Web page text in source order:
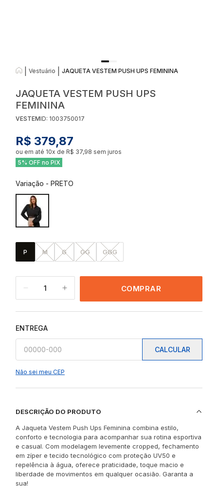
Vestuário JAQUETA VESTEM PUSH UPS FEMININA
JAQUETA VESTEM PUSH UPS
FEMININA
VESTEMID: 1003750017
R$ 379,87
ou em até 10x de R$ 37,98 sem juros
5% OFF no PIX
Variação - PRETO
P M G GG GGG
1 COMPRAR
ENTREGA
CALCULAR
Não sei meu CEP
DESCRIÇÃO DO PRODUTO
A Jaqueta Vestem Push Ups Feminina combina estilo,
conforto e tecnologia para acompanhar sua rotina esportiva
e casual. Com modelagem levemente cropped, fechamento
em zíper e tecido tecnológico com proteção UV50 e
repelência à água, oferece praticidade, toque macio e
liberdade de movimentos em qualquer ocasião. Garanta a
sua!